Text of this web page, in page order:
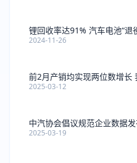
锂回收率达91% 汽车电池“退
2024-11-26
前2月产销均实现两位数增长
2025-03-12
中汽协会倡议规范企业数据
2025-03-19